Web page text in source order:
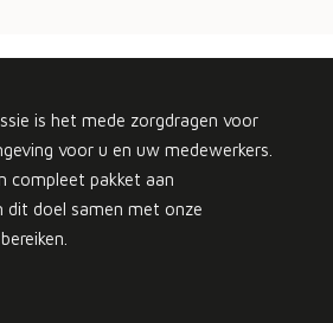
is het mede zorgdragen voor
voor u en uw medewerkers.
compleet pakket aan
dit doel samen met onze